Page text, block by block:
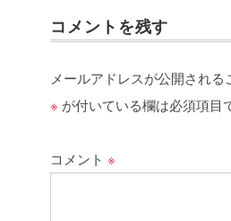
コメントを残す
メールアドレスが公開される
※ が付いている欄は必須項目
コメント ※